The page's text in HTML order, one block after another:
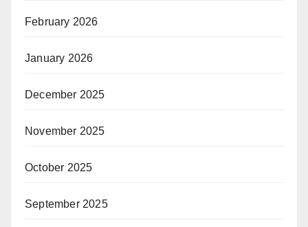
February 2026
January 2026
December 2025
November 2025
October 2025
September 2025